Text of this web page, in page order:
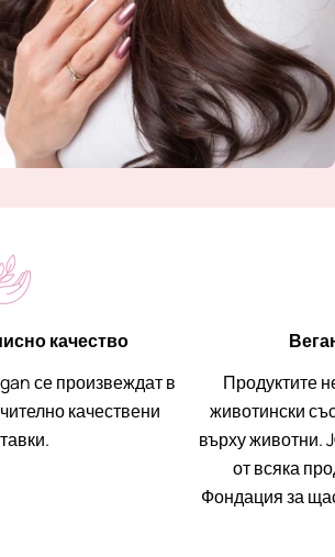
качество
се произвеждат в
качествени
Продуктите
животински
върху животни.
от всяка
Фондация за